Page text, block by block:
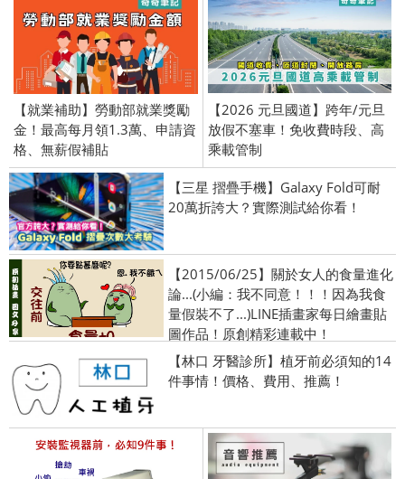
【就業補助】勞動部就業獎勵
金！最高每月領1.3萬、申請資
格、無薪假補貼
【2026 元旦國道】跨年/元旦
放假不塞車！免收費時段、高
乘載管制
【三星 摺疊手機】Galaxy Fold可耐
20萬折誇大？實際測試給你看！
【2015/06/25】關於女人的食量進化
論...(小編：我不同意！！！因為我食
量假裝不了...)LINE插畫家每日繪畫貼
圖作品！原創精彩連載中！
【林口 牙醫診所】植牙前必須知的14
件事情！價格、費用、推薦！